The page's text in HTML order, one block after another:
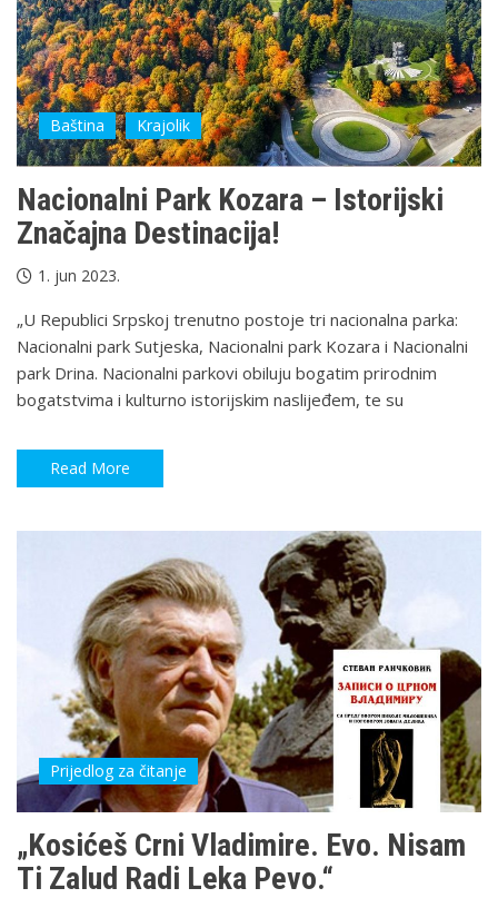
Baština Krajolik
Nacionalni Park Kozara – Istorijski
Značajna Destinacija!
1. jun 2023.
„U Republici Srpskoj trenutno postoje tri nacionalna parka:
Nacionalni park Sutjeska, Nacionalni park Kozara i Nacionalni
park Drina. Nacionalni parkovi obiluju bogatim prirodnim
bogatstvima i kulturno istorijskim naslijeđem, te su
Read More
Prijedlog za čitanje
„Kosićeš Crni Vladimire. Evo. Nisam
Ti Zalud Radi Leka Pevo.“